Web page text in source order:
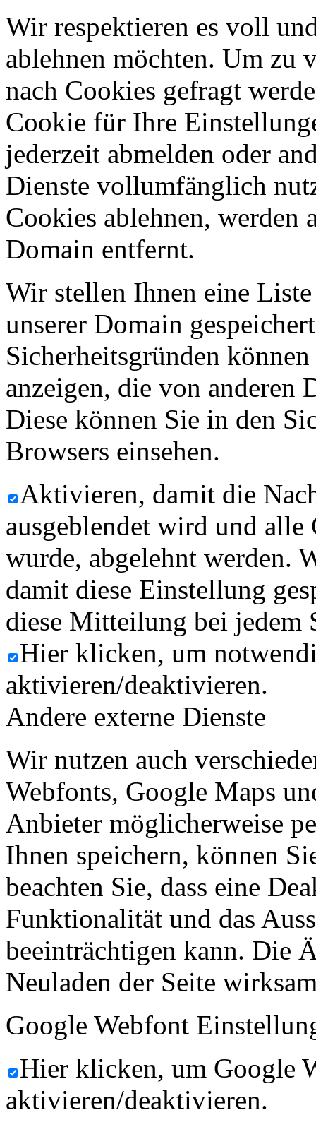
Wir respektieren es voll
ablehnen möchten. Um zu
nach Cookies gefragt
Cookie für Ihre
jederzeit abmelden oder
Dienste vollumfänglich
Cookies ablehnen, werden
Domain entfernt.
Wir stellen Ihnen eine
unserer Domain
Sicherheitsgründen
anzeigen, die von anderen
Diese können Sie in den
Browsers einsehen.
Aktivieren, damit die
ausgeblendet wird und
wurde, abgelehnt werden.
damit diese Einstellung
diese Mitteilung bei jedem
Hier klicken, um
aktivieren/deaktivieren.
Andere externe Dienste
Wir nutzen auch
Webfonts, Google Maps
Anbieter möglicherweise
Ihnen speichern, können
beachten Sie, dass eine
Funktionalität und das
beeinträchtigen kann. Die
Neuladen der Seite
Google Webfont
Hier klicken, um Google
aktivieren/deaktivieren.